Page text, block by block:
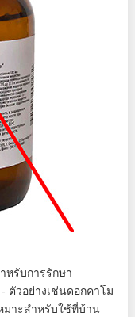
หรับการรักษา
ตัวอย่างเช่นดอกคาโม
มาะสำหรับใช้ที่บ้าน